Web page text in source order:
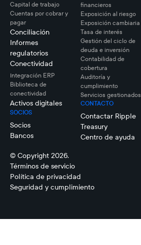
Capital de trabajo
Cuentas por cobrar y
pagar
Conciliación
Informes
regulatorios
Conectividad
Integración ERP
Biblioteca de
conectividad
Activos digitales
SOCIOS
Socios
Bancos
financieros
Exposición al riesgo
Exposición cambiaria
Tasa de interés
Gestión del ciclo de
deuda e inversión
Contabilidad de
cobertura
Auditoría y
cumplimiento
Servicios gestionados
CONTACTO
Contactar Ripple
Treasury
Centro de ayuda
© Copyright 2026.
Términos de servicio
Política de privacidad
Seguridad y cumplimiento